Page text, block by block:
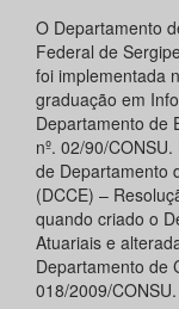
O Departamento
Federal de
foi implementada
graduação em
Departamento de
nº. 02/90/
de Departamento
(DCCE) –
quando criado o
Atuariais e
Departamento de
018/2009/CONSU.